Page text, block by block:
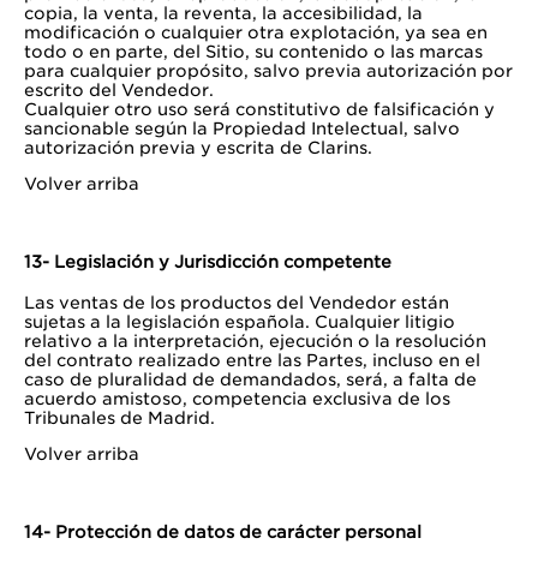
copia, la venta, la reventa, la accesibilidad, la
modificación o cualquier otra explotación, ya sea en
todo o en parte, del Sitio, su contenido o las marcas
para cualquier propósito, salvo previa autorización por
escrito del Vendedor.
Cualquier otro uso será constitutivo de falsificación y
sancionable según la Propiedad Intelectual, salvo
autorización previa y escrita de Clarins.
Volver arriba
13- Legislación y Jurisdicción competente
Las ventas de los productos del Vendedor están
sujetas a la legislación española. Cualquier litigio
relativo a la interpretación, ejecución o la resolución
del contrato realizado entre las Partes, incluso en el
caso de pluralidad de demandados, será, a falta de
acuerdo amistoso, competencia exclusiva de los
Tribunales de Madrid.
Volver arriba
14- Protección de datos de carácter personal